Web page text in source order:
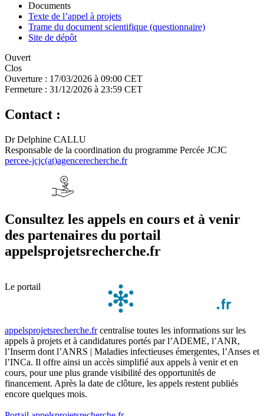
Documents
Texte de l’appel à projets
Trame du document scientifique (questionnaire)
Site de dépôt
Ouvert
Clos
Ouverture : 17/03/2026 à 09:00 CET
Fermeture : 31/12/2026 à 23:59 CET
Contact :
Dr Delphine CALLU
Responsable de la coordination du programme Percée JCJC
percee-jcjc(at)agencerecherche.fr
Consultez les appels en cours et à venir
des partenaires du portail
appelsprojetsrecherche.fr
Le portail
appelsprojetsrecherche.frcentralise toutes les informations sur les
appels à projets et à candidatures portés par l’ADEME, l’ANR,
l’Inserm dont l’ANRS | Maladies infectieuses émergentes, l’Anses et
l’INCa. Il offre ainsi un accès simplifié aux appels à venir et en
cours, pour une plus grande visibilité des opportunités de
financement. Après la date de clôture, les appels restent publiés
encore quelques mois.